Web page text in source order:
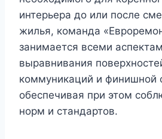
интерьера до или после
жилья, команда
занимается всеми
выравнивания
коммуникаций и финишной
обеспечивая при этом
норм и стандартов.